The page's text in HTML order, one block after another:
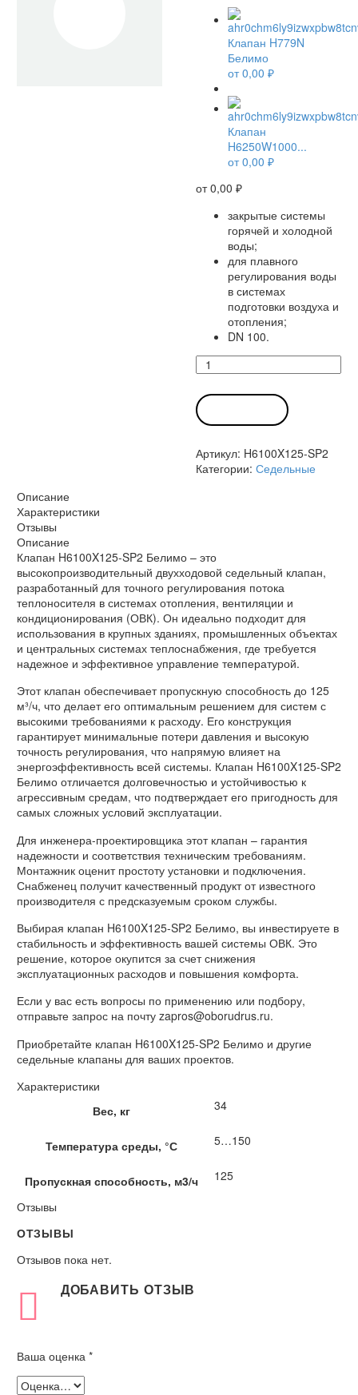
Клапан H779N
Белимо
от0,00 ₽
Клапан
H6250W1000...
от0,00 ₽
от0,00 ₽
закрытые системы
горячей и холодной
воды;
для плавного
регулирования воды
в системах
подготовки воздуха и
отопления;
DN 100.
Количество
товара
Клапан
H6100X125-
SP2
Артикул: H6100X125-SP2
Категории: Седельные
Описание
Характеристики
Отзывы
Описание
Клапан H6100X125-SP2 Белимо – это
высокопроизводительный двухходовой седельный клапан,
разработанный для точного регулирования потока
теплоносителя в системах отопления, вентиляции и
кондиционирования (ОВК). Он идеально подходит для
использования в крупных зданиях, промышленных объектах
и центральных системах теплоснабжения, где требуется
надежное и эффективное управление температурой.
Этот клапан обеспечивает пропускную способность до 125
м³/ч, что делает его оптимальным решением для систем с
высокими требованиями к расходу. Его конструкция
гарантирует минимальные потери давления и высокую
точность регулирования, что напрямую влияет на
энергоэффективность всей системы. Клапан H6100X125-SP2
Белимо отличается долговечностью и устойчивостью к
агрессивным средам, что подтверждает его пригодность для
самых сложных условий эксплуатации.
Для инженера-проектировщика этот клапан – гарантия
надежности и соответствия техническим требованиям.
Монтажник оценит простоту установки и подключения.
Снабженец получит качественный продукт от известного
производителя с предсказуемым сроком службы.
Выбирая клапан H6100X125-SP2 Белимо, вы инвестируете в
стабильность и эффективность вашей системы ОВК. Это
решение, которое окупится за счет снижения
эксплуатационных расходов и повышения комфорта.
Если у вас есть вопросы по применению или подбору,
отправьте запрос на почту zapros@oborudrus.ru.
Приобретайте клапан H6100X125-SP2 Белимо и другие
седельные клапаны для ваших проектов.
Характеристики
Вес, кг
34
Температура среды, °С 5…150
Пропускная способность, м3/ч
125
Отзывы
ОТЗЫВЫ
Отзывов пока нет.
ДОБАВИТЬ ОТЗЫВ
Ваша оценка *